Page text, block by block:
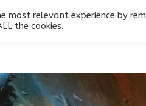
Contact
most relevant experience by
the cookies.